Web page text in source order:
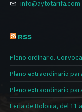
info@aytotarifa.com
RSS
Pleno ordinario.
Pleno extraordinario
Pleno extraordinario
Feria de Bolonia, del 11